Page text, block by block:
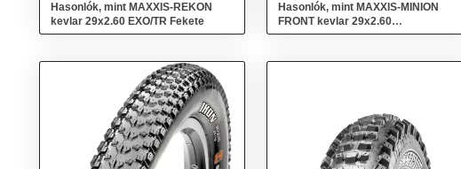
Hasonlók, mint MAXXIS-REKON
kevlar 29x2.60 EXO/TR Fekete
Hasonlók, mint MAXXIS-MINION
FRONT kevlar 29x2.60
3CT/EXO+/TR Fekete